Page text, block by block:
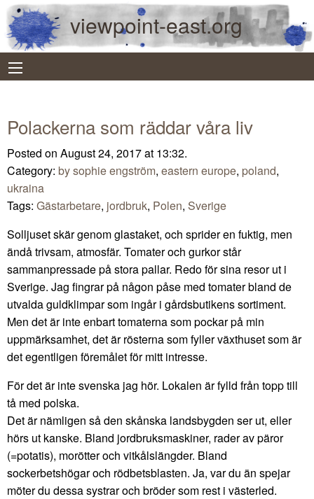
viewpoint-east.org
Polackerna som räddar våra liv
Posted on August 24, 2017 at 13:32.
Category: by sophie engström, eastern europe, poland,
ukraina
Tags: Gästarbetare, jordbruk, Polen, Sverige
Solljuset skär genom glastaket, och sprider en fuktig, men
ändå trivsam, atmosfär. Tomater och gurkor står
sammanpressade på stora pallar. Redo för sina resor ut i
Sverige. Jag fingrar på någon påse med tomater bland de
utvalda guldklimpar som ingår i gårdsbutikens sortiment.
Men det är inte enbart tomaterna som pockar på min
uppmärksamhet, det är rösterna som fyller växthuset som är
det egentligen föremålet för mitt intresse.
För det är inte svenska jag hör. Lokalen är fylld från topp till
tå med polska.
Det är nämligen så den skånska landsbygden ser ut, eller
hörs ut kanske. Bland jordbruksmaskiner, rader av päror
(=potatis), morötter och vitkålslängder. Bland
sockerbetshögar och rödbetsblasten. Ja, var du än spejar
möter du dessa systrar och bröder som rest i västerled.